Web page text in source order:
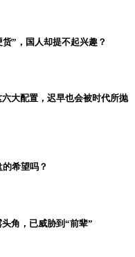
”，国人却提不起兴趣？
大配置，迟早也会被时代所抛
希望吗？
角，已威胁到“前辈”